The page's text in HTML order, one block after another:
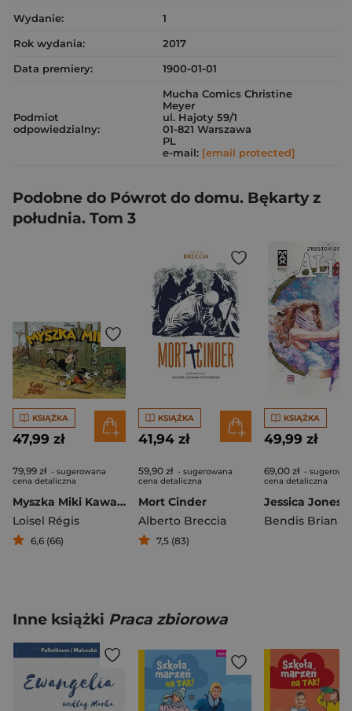
Wydanie:
1
Rok wydania:
2017
Data premiery:
1900-01-01
Podmiot
odpowiedzialny:
Mucha Comics Christine
Meyer
ul. Hajoty 59/1
01-821 Warszawa
PL
e-mail: [email protected]
Podobne do Pówrot do domu. Bękarty z
południa. Tom 3
KSIĄŻKA
47,99 zł
79,99 zł - sugerowana
cena detaliczna
Myszka Miki Kawa „Zombo”
Loisel Régis
6,6 (66)
KSIĄŻKA
41,94 zł
59,90 zł - sugerowana
cena detaliczna
Mort Cinder
Alberto Breccia
7,5 (83)
KSIĄŻKA
49,99 zł
69,00 zł -
cena detaliczna
Bendis Brian M
Inne książki Praca zbiorowa